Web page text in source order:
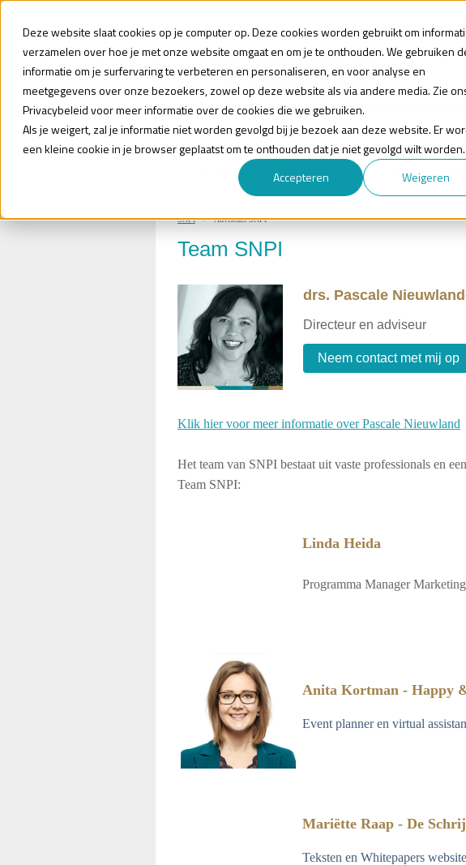
Deze website slaat cookies op je computer op. Deze cookies worden gebruikt om
verzamelen over hoe je met onze website omgaat en om je te onthouden. We gebruiken
informatie om je surfervaring te verbeteren en personaliseren, en voor analyse en
meetgegevens over onze bezoekers, zowel op deze website als via andere media. Zie
Privacybeleid voor meer informatie over de cookies die we gebruiken.
Als je weigert, zal je informatie niet worden gevolgd bij je bezoek aan deze website. Er
een kleine cookie in je browser geplaatst om te onthouden dat je niet gevolgd wilt worden.
Accepteren
Weigeren
BEDRIJVEN AANDELEN IN
SNPI Adviseurs SNPI
Team SNPI
drs. Pascale
Directeur en adviseur
Neem contact met mij op
Klik hier voor meer informatie over Pascale Nieuwland
Het team van SNPI bestaat uit vaste professionals en
Team SNPI:
Linda Heida
Programma Manager
Anita Kortman - Happy
Event planner en virtual
Mariëtte Raap - De
Teksten en Whitepapers